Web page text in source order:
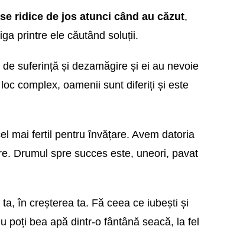
ridice de jos atunci când au căzut,
printre ele căutând soluții.
suferință și dezamăgire și ei au nevoie
complex, oamenii sunt diferiți și este
mai fertil pentru învățare. Avem datoria
Drumul spre succes este, uneori, pavat
în creșterea ta. Fă ceea ce iubești și
poți bea apă dintr-o fântână seacă, la fel